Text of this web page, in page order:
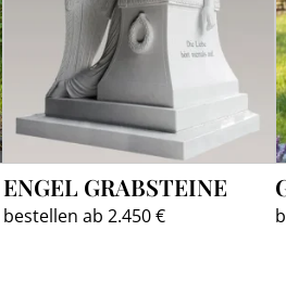
ENGEL GRABSTEINE
bestellen ab 2.450 €